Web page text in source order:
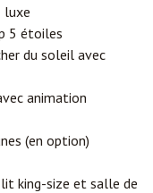
luxe
5 étoiles
du soleil avec
animation
(en option)
king-size et salle de